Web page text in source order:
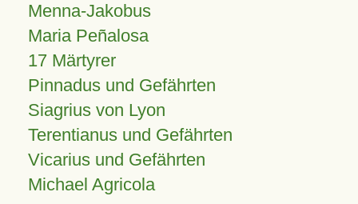
Menna-Jakobus
Maria Peñalosa
17 Märtyrer
Pinnadus und Gefährten
Siagrius von Lyon
Terentianus und Gefährten
Vicarius und Gefährten
Michael Agricola